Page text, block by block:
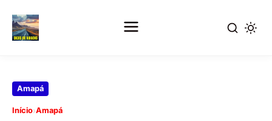
PularAmapá
Início›Amapá